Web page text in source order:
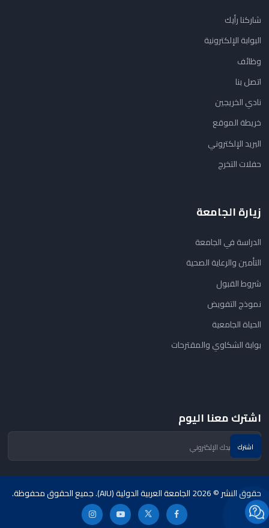
شاركنا رأيك
البوابة الإلكترونية
وظائف
اتصل بنا
نادي الخريجين
خريطة الموقع
البريد الإلكتروني
حفلات التخرج
زيارة الجامعة
الدراسة في الجامعة
التأمين والرعاية الصحية
شروط القبول
نموذج التفويض
الحياة الجامعية
بوابة الشكاوي والمقترحات
اشترك معنا اليوم
حقوق النشر © 2026 الجامعة العربية الدولية (AIU). جميع الحقوق محفوظة.